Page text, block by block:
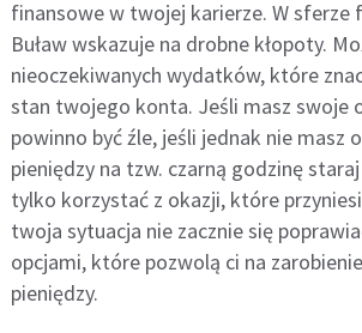
finansowe w twojej karierze. W sferze
Buław wskazuje na drobne kłopoty.
nieoczekiwanych wydatków, które
stan twojego konta. Jeśli masz swoje
powinno być źle, jeśli jednak nie masz
pieniędzy na tzw. czarną godzinę
tylko korzystać z okazji, które
twoja sytuacja nie zacznie się
opcjami, które pozwolą ci na
pieniędzy.